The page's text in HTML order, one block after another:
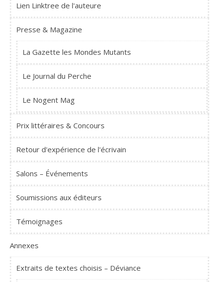
Lien Linktree de l'auteure
Presse & Magazine
La Gazette les Mondes Mutants
Le Journal du Perche
Le Nogent Mag
Prix littéraires & Concours
Retour d'expérience de l'écrivain
Salons – Événements
Soumissions aux éditeurs
Témoignages
Annexes
Extraits de textes choisis – Déviance